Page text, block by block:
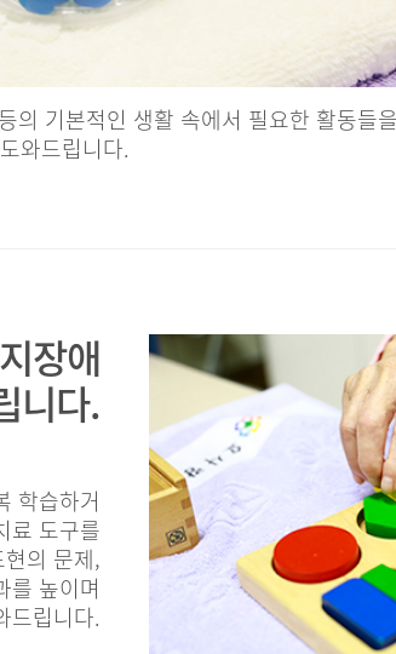
의 기본적인 생활 속에서 필요한 활동들
와드립니다.
장애
니다.
학습하거
료 도구를
의 문제,
를 높이며
드립니다.